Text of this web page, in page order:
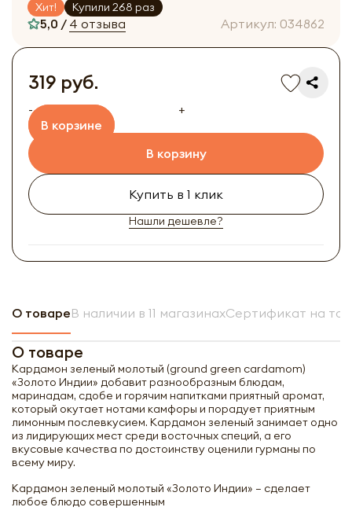
Хит! Купили 268 раз
5,0 / 4 отзыва Артикул: 034862
319 руб.
-
+
В корзине
В корзину
Купить в 1 клик
Нашли дешевле?
О товареВ наличии в 11 магазинахСертификат на
О товаре
Кардамон зеленый молотый (ground green cardamom)
«Золото Индии» добавит разнообразным блюдам,
маринадам, сдобе и горячим напитками приятный аромат,
который окутает нотами камфоры и порадует приятным
лимонным послевкусием. Кардамон зеленый занимает одно
из лидирующих мест среди восточных специй, а его
вкусовые качества по достоинству оценили гурманы по
всему миру.
Кардамон зеленый молотый «Золото Индии» – сделает
любое блюдо совершенным